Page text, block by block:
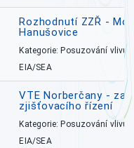
Rozhodnutí ZZŘ -
Hanušovice
Kategorie: Posuzování vlivů
EIA/SEA
VTE Norberčany -
zjišťovacího řízení
Kategorie: Posuzování vlivů
EIA/SEA